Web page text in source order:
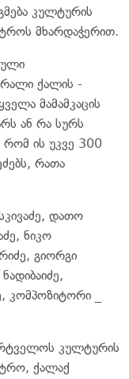
კულტურის
მხარდაჭერით.
ქალის -
მამამკაცის
ან რა სურს
ის უკვე 300
რათა
დათო
ნიკო
გიორგი
კომპოზიტორი _
კულტურის
ქალაქ